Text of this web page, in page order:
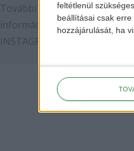
feltétlenül
beállításai csak
hozzájárulását, ha
További elektromos autós
információkért kövess
INSTAGRAM